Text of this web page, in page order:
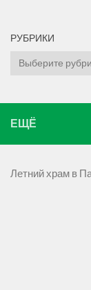
РУБРИКИ
Рубрики
ЕЩЁ
Летний храм в